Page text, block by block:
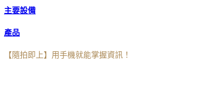
主要設備
產品
【隨拍即上】用手機就能掌握資訊！